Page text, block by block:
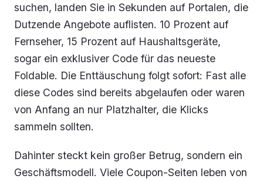
suchen, landen Sie in Sekunden auf Portalen, die
Dutzende Angebote auflisten. 10 Prozent auf
Fernseher, 15 Prozent auf Haushaltsgeräte,
sogar ein exklusiver Code für das neueste
Foldable. Die Enttäuschung folgt sofort: Fast alle
diese Codes sind bereits abgelaufen oder waren
von Anfang an nur Platzhalter, die Klicks
sammeln sollten.
Dahinter steckt kein großer Betrug, sondern ein
Geschäftsmodell. Viele Coupon-Seiten leben von